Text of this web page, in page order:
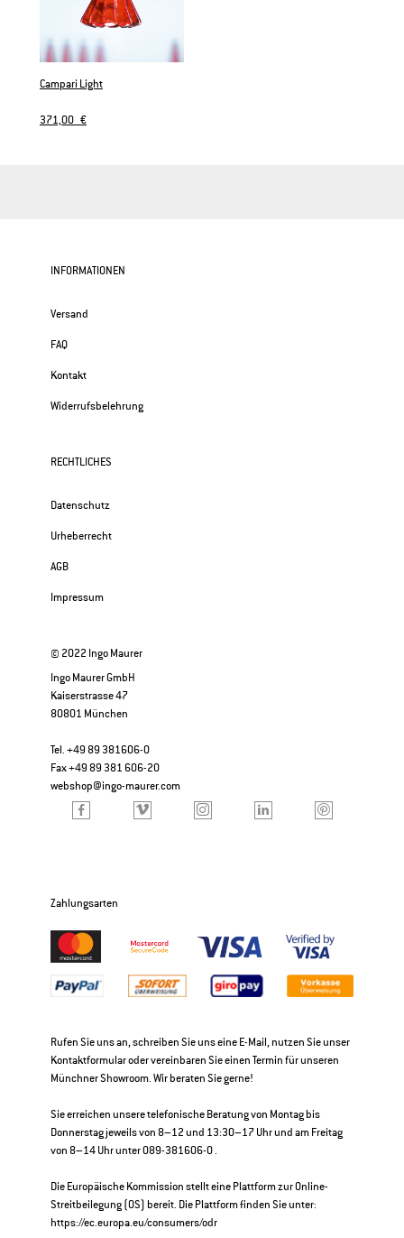
Campari Light
371,00 €
INFORMATIONEN
Versand
FAQ
Kontakt
Widerrufsbelehrung
RECHTLICHES
Datenschutz
Urheberrecht
AGB
Impressum
© 2022 Ingo Maurer
Ingo Maurer GmbH
Kaiserstrasse 47
80801 München
Tel. +49 89 381606-0
Fax +49 89 381 606-20
webshop@ingo-maurer.com
Zahlungsarten
Rufen Sie uns an, schreiben Sie uns eine E-Mail, nutzen Sie unser
Kontaktformular oder vereinbaren Sie einen Termin für unseren
Münchner Showroom. Wir beraten Sie gerne!
Sie erreichen unsere telefonische Beratung von Montag bis
Donnerstag jeweils von 8–12 und 13:30–17 Uhr und am Freitag
von 8–14 Uhr unter 089-381606-0 .
Die Europäische Kommission stellt eine Plattform zur Online-
Streitbeilegung (OS) bereit. Die Plattform finden Sie unter:
https://ec.europa.eu/consumers/odr